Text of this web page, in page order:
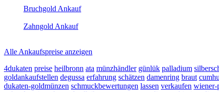
Bruchgold Ankauf
Zahngold Ankauf
Alle Ankaufspreise anzeigen
4dukaten preise heilbronn ata münzhändler günlük palladium
goldankaufstellen degussa erfahrung schätzen damenring braut
dukaten-goldmünzen schmuckbewertungen lassen verkaufen wiener-